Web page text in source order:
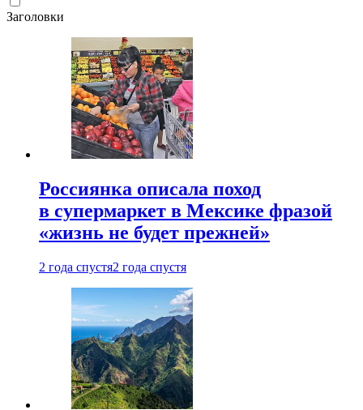
Заголовки
Россиянка описала поход
в супермаркет в Мексике фразой
«жизнь не будет прежней»
2 года спустя2 года спустя